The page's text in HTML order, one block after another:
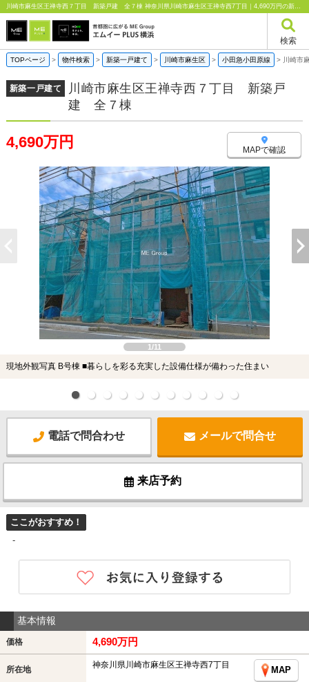
川崎市麻生区王禅寺西７丁目 新築戸建 全７棟 神奈川県川崎市麻生区王禅寺西7丁目｜4,690万円の新築一戸建て｜エムイーPLUS横浜
検索
TOPページ > 物件検索 > 新築一戸建て > 川崎市麻生区 > 小田急小田原線 > 川崎
新築一戸建て
川崎市麻生区王禅寺西７丁目 新築戸
建 全７棟
4,690万円 MAPで確認
1/11
現地外観写真 B号棟 ■暮らしを彩る充実した設備仕様が備わった住まい
電話で問合わせ メールで問合せ
来店予約
ここがおすすめ！
-
基本情報
価格 4,690万円
所在地 神奈川県川崎市麻生区王禅寺西7丁目
MAP